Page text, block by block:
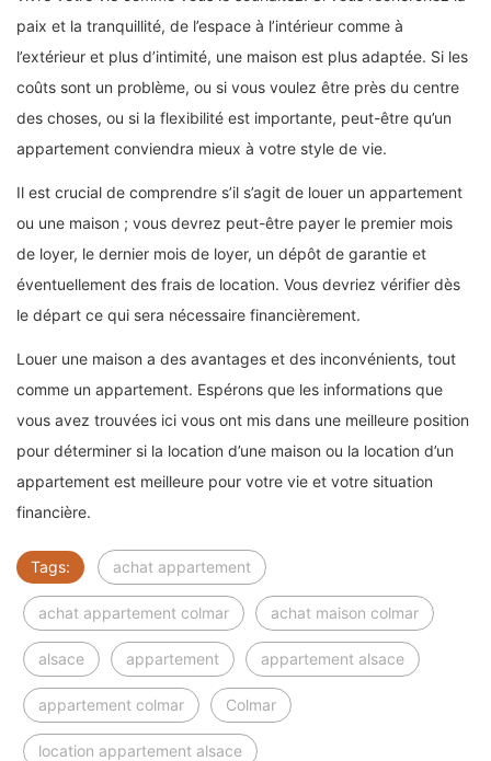
paix et la tranquillité, de l’espace à l’intérieur comme à
l’extérieur et plus d’intimité, une maison est plus adaptée. Si les
coûts sont un problème, ou si vous voulez être près du centre
des choses, ou si la flexibilité est importante, peut-être qu’un
appartement conviendra mieux à votre style de vie.
Il est crucial de comprendre s’il s’agit de louer un appartement
ou une maison ; vous devrez peut-être payer le premier mois
de loyer, le dernier mois de loyer, un dépôt de garantie et
éventuellement des frais de location. Vous devriez vérifier dès
le départ ce qui sera nécessaire financièrement.
Louer une maison a des avantages et des inconvénients, tout
comme un appartement. Espérons que les informations que
vous avez trouvées ici vous ont mis dans une meilleure position
pour déterminer si la location d’une maison ou la location d’un
appartement est meilleure pour votre vie et votre situation
financière.
Tags: achat appartement
achat appartement colmar achat maison colmar
alsace appartement appartement alsace
appartement colmar Colmar
location appartement alsace